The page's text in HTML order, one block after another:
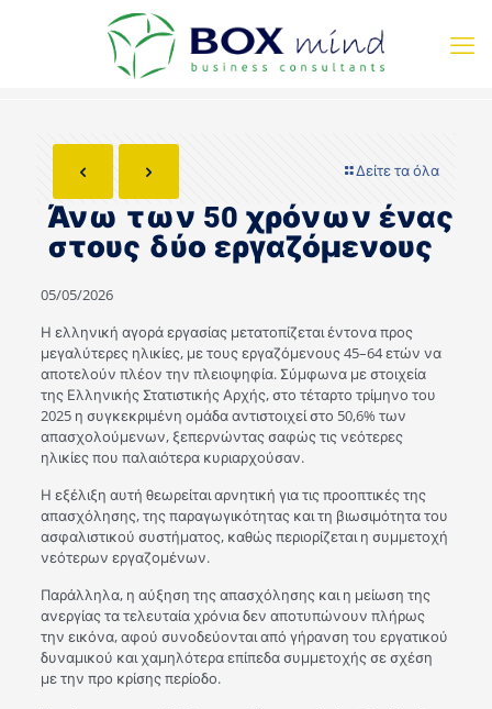
Δείτε τα όλα
Άνω των 50 χρόνων ένας
στους δύο εργαζόμενους
05/05/2026
Η ελληνική αγορά εργασίας μετατοπίζεται έντονα προς
μεγαλύτερες ηλικίες, με τους εργαζόμενους 45–64 ετών να
αποτελούν πλέον την πλειοψηφία. Σύμφωνα με στοιχεία
της Ελληνικής Στατιστικής Αρχής, στο τέταρτο τρίμηνο του
2025 η συγκεκριμένη ομάδα αντιστοιχεί στο 50,6% των
απασχολούμενων, ξεπερνώντας σαφώς τις νεότερες
ηλικίες που παλαιότερα κυριαρχούσαν.
Η εξέλιξη αυτή θεωρείται αρνητική για τις προοπτικές της
απασχόλησης, της παραγωγικότητας και τη βιωσιμότητα του
ασφαλιστικού συστήματος, καθώς περιορίζεται η συμμετοχή
νεότερων εργαζομένων.
Παράλληλα, η αύξηση της απασχόλησης και η μείωση της
ανεργίας τα τελευταία χρόνια δεν αποτυπώνουν πλήρως
την εικόνα, αφού συνοδεύονται από γήρανση του εργατικού
δυναμικού και χαμηλότερα επίπεδα συμμετοχής σε σχέση
με την προ κρίσης περίοδο.